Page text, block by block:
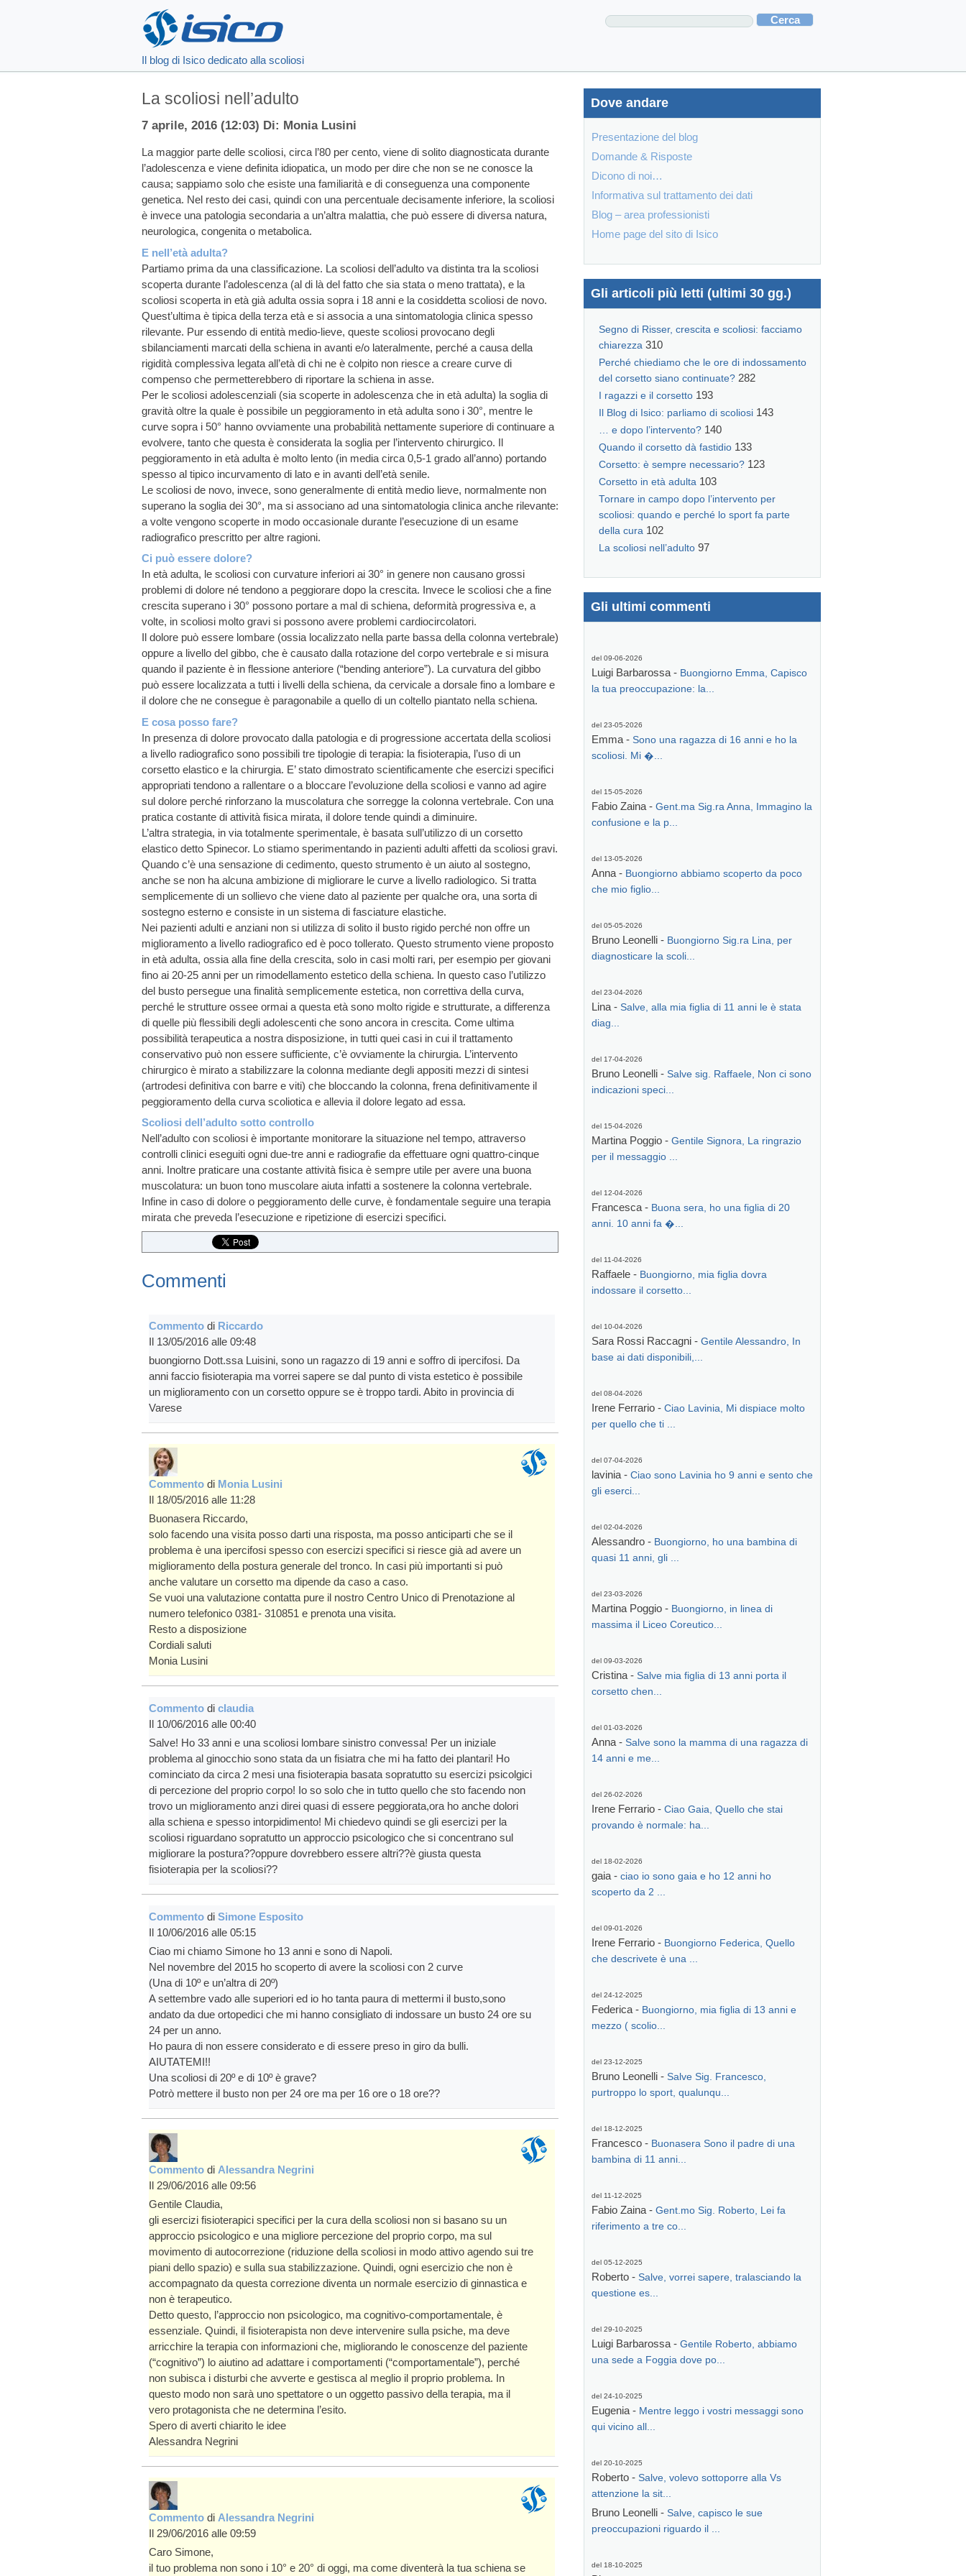
Il blog di Isico dedicato alla scoliosi
La scoliosi nell’adulto
7 aprile, 2016 (12:03) Di: Monia Lusini
La maggior parte delle scoliosi, circa l’80 per cento, viene di solito diagnosticata durante
l’adolescenza e viene definita idiopatica, un modo per dire che non se ne conosce la
causa; sappiamo solo che esiste una familiarità e di conseguenza una componente
genetica. Nel resto dei casi, quindi con una percentuale decisamente inferiore, la scoliosi
è invece una patologia secondaria a un’altra malattia, che può essere di diversa natura,
neurologica, congenita o metabolica.
E nell’età adulta?
Partiamo prima da una classificazione. La scoliosi dell’adulto va distinta tra la scoliosi
scoperta durante l’adolescenza (al di là del fatto che sia stata o meno trattata), e la
scoliosi scoperta in età già adulta ossia sopra i 18 anni e la cosiddetta scoliosi de novo.
Quest’ultima è tipica della terza età e si associa a una sintomatologia clinica spesso
rilevante. Pur essendo di entità medio-lieve, queste scoliosi provocano degli
sbilanciamenti marcati della schiena in avanti e/o lateralmente, perché a causa della
rigidità complessiva legata all’età di chi ne è colpito non riesce a creare curve di
compenso che permetterebbero di riportare la schiena in asse.
Per le scoliosi adolescenziali (sia scoperte in adolescenza che in età adulta) la soglia di
gravità oltre la quale è possibile un peggioramento in età adulta sono i 30°, mentre le
curve sopra i 50° hanno ovviamente una probabilità nettamente superiore di continuare a
evolvere, tanto che questa è considerata la soglia per l’intervento chirurgico. Il
peggioramento in età adulta è molto lento (in media circa 0,5-1 grado all’anno) portando
spesso al tipico incurvamento di lato e in avanti dell’età senile.
Le scoliosi de novo, invece, sono generalmente di entità medio lieve, normalmente non
superano la soglia dei 30°, ma si associano ad una sintomatologia clinica anche rilevante:
a volte vengono scoperte in modo occasionale durante l’esecuzione di un esame
radiografico prescritto per altre ragioni.
Ci può essere dolore?
In età adulta, le scoliosi con curvature inferiori ai 30° in genere non causano grossi
problemi di dolore né tendono a peggiorare dopo la crescita. Invece le scoliosi che a fine
crescita superano i 30° possono portare a mal di schiena, deformità progressiva e, a
volte, in scoliosi molto gravi si possono avere problemi cardiocircolatori.
Il dolore può essere lombare (ossia localizzato nella parte bassa della colonna vertebrale)
oppure a livello del gibbo, che è causato dalla rotazione del corpo vertebrale e si misura
quando il paziente è in flessione anteriore (“bending anteriore”). La curvatura del gibbo
può essere localizzata a tutti i livelli della schiena, da cervicale a dorsale fino a lombare e
il dolore che ne consegue è paragonabile a quello di un coltello piantato nella schiena.
E cosa posso fare?
In presenza di dolore provocato dalla patologia e di progressione accertata della scoliosi
a livello radiografico sono possibili tre tipologie di terapia: la fisioterapia, l’uso di un
corsetto elastico e la chirurgia. E’ stato dimostrato scientificamente che esercizi specifici
appropriati tendono a rallentare o a bloccare l’evoluzione della scoliosi e vanno ad agire
sul dolore perché rinforzano la muscolatura che sorregge la colonna vertebrale. Con una
pratica costante di attività fisica mirata, il dolore tende quindi a diminuire.
L’altra strategia, in via totalmente sperimentale, è basata sull’utilizzo di un corsetto
elastico detto Spinecor. Lo stiamo sperimentando in pazienti adulti affetti da scoliosi gravi.
Quando c’è una sensazione di cedimento, questo strumento è un aiuto al sostegno,
anche se non ha alcuna ambizione di migliorare le curve a livello radiologico. Si tratta
semplicemente di un sollievo che viene dato al paziente per qualche ora, una sorta di
sostegno esterno e consiste in un sistema di fasciature elastiche.
Nei pazienti adulti e anziani non si utilizza di solito il busto rigido perché non offre un
miglioramento a livello radiografico ed è poco tollerato. Questo strumento viene proposto
in età adulta, ossia alla fine della crescita, solo in casi molti rari, per esempio per giovani
fino ai 20-25 anni per un rimodellamento estetico della schiena. In questo caso l’utilizzo
del busto persegue una finalità semplicemente estetica, non correttiva della curva,
perché le strutture ossee ormai a questa età sono molto rigide e strutturate, a differenza
di quelle più flessibili degli adolescenti che sono ancora in crescita. Come ultima
possibilità terapeutica a nostra disposizione, in tutti quei casi in cui il trattamento
conservativo può non essere sufficiente, c’è ovviamente la chirurgia. L’intervento
chirurgico è mirato a stabilizzare la colonna mediante degli appositi mezzi di sintesi
(artrodesi definitiva con barre e viti) che bloccando la colonna, frena definitivamente il
peggioramento della curva scoliotica e allevia il dolore legato ad essa.
Scoliosi dell’adulto sotto controllo
Nell’adulto con scoliosi è importante monitorare la situazione nel tempo, attraverso
controlli clinici eseguiti ogni due-tre anni e radiografie da effettuare ogni quattro-cinque
anni. Inoltre praticare una costante attività fisica è sempre utile per avere una buona
muscolatura: un buon tono muscolare aiuta infatti a sostenere la colonna vertebrale.
Infine in caso di dolore o peggioramento delle curve, è fondamentale seguire una terapia
mirata che preveda l’esecuzione e ripetizione di esercizi specifici.
Commenti
Commento di Riccardo
Il 13/05/2016 alle 09:48
buongiorno Dott.ssa Luisini, sono un ragazzo di 19 anni e soffro di ipercifosi. Da
anni faccio fisioterapia ma vorrei sapere se dal punto di vista estetico è possibile
un miglioramento con un corsetto oppure se è troppo tardi. Abito in provincia di
Varese
Commento di Monia Lusini
Il 18/05/2016 alle 11:28
Buonasera Riccardo,
solo facendo una visita posso darti una risposta, ma posso anticiparti che se il
problema è una ipercifosi spesso con esercizi specifici si riesce già ad avere un
miglioramento della postura generale del tronco. In casi più importanti si può
anche valutare un corsetto ma dipende da caso a caso.
Se vuoi una valutazione contatta pure il nostro Centro Unico di Prenotazione al
numero telefonico 0381- 310851 e prenota una visita.
Resto a disposizione
Cordiali saluti
Monia Lusini
Commento di claudia
Il 10/06/2016 alle 00:40
Salve! Ho 33 anni e una scoliosi lombare sinistro convessa! Per un iniziale
problema al ginocchio sono stata da un fisiatra che mi ha fatto dei plantari! Ho
cominciato da circa 2 mesi una fisioterapia basata sopratutto su esercizi psicolgici
di percezione del proprio corpo! Io so solo che in tutto quello che sto facendo non
trovo un miglioramento anzi direi quasi di essere peggiorata,ora ho anche dolori
alla schiena e spesso intorpidimento! Mi chiedevo quindi se gli esercizi per la
scoliosi riguardano sopratutto un approccio psicologico che si concentrano sul
migliorare la postura??oppure dovrebbero essere altri??è giusta questa
fisioterapia per la scoliosi??
Commento di Simone Esposito
Il 10/06/2016 alle 05:15
Ciao mi chiamo Simone ho 13 anni e sono di Napoli.
Nel novembre del 2015 ho scoperto di avere la scoliosi con 2 curve
(Una di 10º e un’altra di 20º)
A settembre vado alle superiori ed io ho tanta paura di mettermi il busto,sono
andato da due ortopedici che mi hanno consigliato di indossare un busto 24 ore su
24 per un anno.
Ho paura di non essere considerato e di essere preso in giro da bulli.
AIUTATEMI!!
Una scoliosi di 20º e di 10º è grave?
Potrò mettere il busto non per 24 ore ma per 16 ore o 18 ore??
Commento di Alessandra Negrini
Il 29/06/2016 alle 09:56
Gentile Claudia,
gli esercizi fisioterapici specifici per la cura della scoliosi non si basano su un
approccio psicologico e una migliore percezione del proprio corpo, ma sul
movimento di autocorrezione (riduzione della scoliosi in modo attivo agendo sui tre
piani dello spazio) e sulla sua stabilizzazione. Quindi, ogni esercizio che non è
accompagnato da questa correzione diventa un normale esercizio di ginnastica e
non è terapeutico.
Detto questo, l’approccio non psicologico, ma cognitivo-comportamentale, è
essenziale. Quindi, il fisioterapista non deve intervenire sulla psiche, ma deve
arricchire la terapia con informazioni che, migliorando le conoscenze del paziente
(“cognitivo”) lo aiutino ad adattare i comportamenti (“comportamentale”), perché
non subisca i disturbi che avverte e gestisca al meglio il proprio problema. In
questo modo non sarà uno spettatore o un oggetto passivo della terapia, ma il
vero protagonista che ne determina l’esito.
Spero di averti chiarito le idee
Alessandra Negrini
Commento di Alessandra Negrini
Il 29/06/2016 alle 09:59
Caro Simone,
il tuo problema non sono i 10° e 20° di oggi, ma come diventerà la tua schiena se
Dove andare
Presentazione del blog
Domande & Risposte
Dicono di noi…
Informativa sul trattamento dei dati
Blog – area professionisti
Home page del sito di Isico
Gli articoli più letti (ultimi 30 gg.)
Segno di Risser, crescita e scoliosi: facciamo
chiarezza 310
Perché chiediamo che le ore di indossamento
del corsetto siano continuate? 282
I ragazzi e il corsetto 193
Il Blog di Isico: parliamo di scoliosi 143
… e dopo l’intervento? 140
Quando il corsetto dà fastidio 133
Corsetto: è sempre necessario? 123
Corsetto in età adulta 103
Tornare in campo dopo l’intervento per
scoliosi: quando e perché lo sport fa parte
della cura 102
La scoliosi nell’adulto 97
Gli ultimi commenti
del 09-06-2026
Luigi Barbarossa - Buongiorno Emma, Capisco
la tua preoccupazione: la...
del 23-05-2026
Emma - Sono una ragazza di 16 anni e ho la
scoliosi. Mi �...
del 15-05-2026
Fabio Zaina - Gent.ma Sig.ra Anna, Immagino la
confusione e la p...
del 13-05-2026
Anna - Buongiorno abbiamo scoperto da poco
che mio figlio...
del 05-05-2026
Bruno Leonelli - Buongiorno Sig.ra Lina, per
diagnosticare la scoli...
del 23-04-2026
Lina - Salve, alla mia figlia di 11 anni le è stata
diag...
del 17-04-2026
Bruno Leonelli - Salve sig. Raffaele, Non ci sono
indicazioni speci...
del 15-04-2026
Martina Poggio - ​Gentile Signora, La ringrazio
per il messaggio ...
del 12-04-2026
Francesca - Buona sera, ho una figlia di 20
anni. 10 anni fa �...
del 11-04-2026
Raffaele - Buongiorno, mia figlia dovra
indossare il corsetto...
del 10-04-2026
Sara Rossi Raccagni - Gentile Alessandro, In
base ai dati disponibili,...
del 08-04-2026
Irene Ferrario - Ciao Lavinia, Mi dispiace molto
per quello che ti ...
del 07-04-2026
lavinia - Ciao sono Lavinia ho 9 anni e sento che
gli eserci...
del 02-04-2026
Alessandro - Buongiorno, ho una bambina di
quasi 11 anni, gli ...
del 23-03-2026
Martina Poggio - Buongiorno, in linea di
massima il Liceo Coreutico...
del 09-03-2026
Cristina - Salve mia figlia di 13 anni porta il
corsetto chen...
del 01-03-2026
Anna - Salve sono la mamma di una ragazza di
14 anni e me...
del 26-02-2026
Irene Ferrario - Ciao Gaia, Quello che stai
provando è normale: ha...
del 18-02-2026
gaia - ciao io sono gaia e ho 12 anni ho
scoperto da 2 ...
del 09-01-2026
Irene Ferrario - Buongiorno Federica, Quello
che descrivete è una ...
del 24-12-2025
Federica - Buongiorno, mia figlia di 13 anni e
mezzo ( scolio...
del 23-12-2025
Bruno Leonelli - Salve Sig. Francesco,
purtroppo lo sport, qualunqu...
del 18-12-2025
Francesco - Buonasera Sono il padre di una
bambina di 11 anni...
del 11-12-2025
Fabio Zaina - Gent.mo Sig. Roberto, Lei fa
riferimento a tre co...
del 05-12-2025
Roberto - Salve, vorrei sapere, tralasciando la
questione es...
del 29-10-2025
Luigi Barbarossa - Gentile Roberto, abbiamo
una sede a Foggia dove po...
del 24-10-2025
Eugenia - Mentre leggo i vostri messaggi sono
qui vicino all...
del 20-10-2025
Roberto - Salve, volevo sottoporre alla Vs
attenzione la sit...
Bruno Leonelli - Salve, capisco le sue
preoccupazioni riguardo il ...
del 18-10-2025